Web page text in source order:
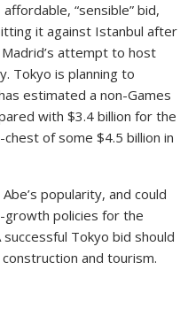
“sensible” bid,
it against Istanbul after
attempt to host
Tokyo is planning to
estimated a non-Games
with $3.4 billion for the
of some $4.5 billion in
popularity, and could
growth policies for the
Tokyo bid should
and tourism.